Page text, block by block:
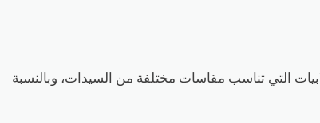
التي تناسب مقاسات مختلفة من السيدات، وبالنسبة